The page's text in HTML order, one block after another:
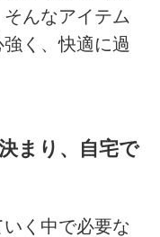
んなアイテム
く、快適に過
まり、自宅で
いく中で必要な